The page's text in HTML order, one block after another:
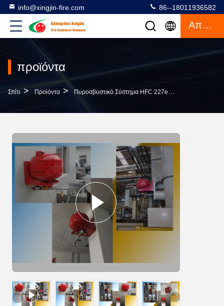
info@xingjin-fire.com 86--18011936582
Απόσπασμα
προϊόντα
Σπίτι > Προϊόντα > Πυροσβυστικό Σύστημα HFC 227ea